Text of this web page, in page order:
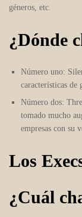
géneros, etc.
¿Dónde
Número uno:
características de
Número dos:
tomado mucho
empresas con su
Los
¿Cuál